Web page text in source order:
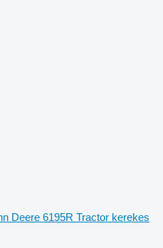
Deere 6195R Tractor kerekes